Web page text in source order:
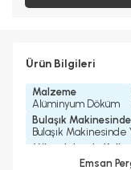
Ürün Bilgileri
Malzeme
Alüminyum Döküm
Bulaşık
Bulaşık Makinesinde
Mikrodalgada
Emsan